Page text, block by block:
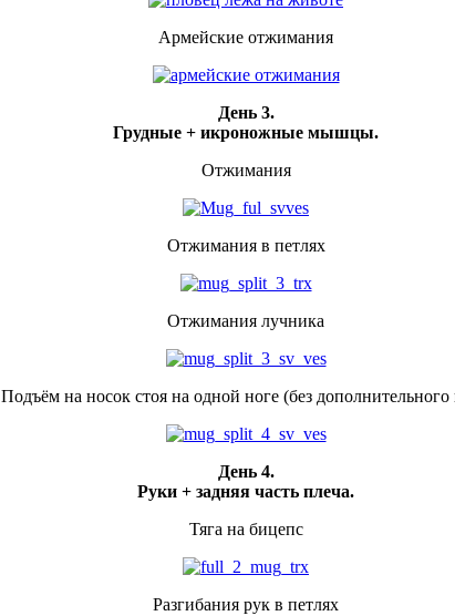
Армейские отжимания
День 3.
Грудные + икроножные мышцы.
Отжимания
Отжимания в петлях
Отжимания лучника
Подъём на носок стоя на одной ноге (без дополнительного
День 4.
Руки + задняя часть плеча.
Тяга на бицепс
Разгибания рук в петлях